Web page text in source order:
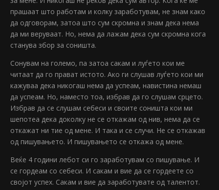
прашаат што работам и колку заработувам, не знам како
да одговорам, затоа што сум скромна и знам дека нема
да ми веруваат. Но, нема да лажам дека сум скромна кога
станува збор за соништа.
Сонувам на големо, па затоа сакам и луѓето кои ме
читаат да го прават истото. Ако ги слушав луѓето кои ми
кажуваа дека никогаш нема да успеам, навистина немаш
да успеам. Но, наместо тоа, избрав да го слушам срцето.
Избрав да се слушам себеси и своите соништа кои ми
шепотеа дека доколку не се откажам од нив, нема да се
откажат ни тие од мене. И така и се случи. Не се откажав
од пишувањето. И пишувањето се откажа од мене.
Веќе 4 години лебот си го заработувам со пишување. И
се гордеам со себеси. И сакам и вие да се гордеете со
својот успех. Сакам и вие да заработувате од талентот.